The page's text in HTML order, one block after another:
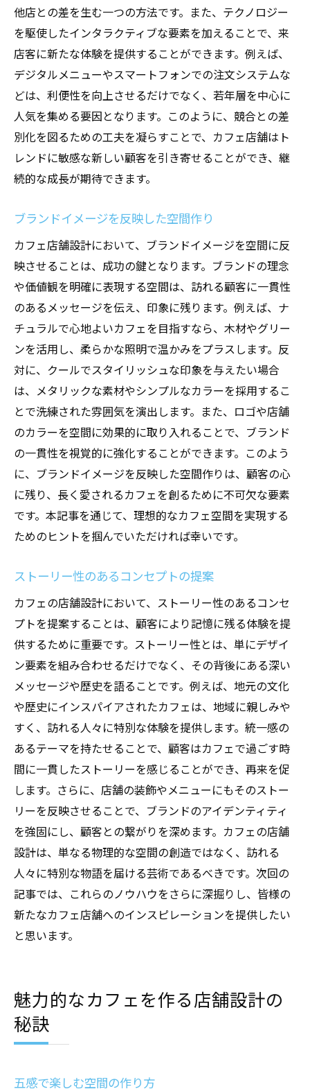
他店との差を生む一つの方法です。また、テクノロジー
を駆使したインタラクティブな要素を加えることで、来
店客に新たな体験を提供することができます。例えば、
デジタルメニューやスマートフォンでの注文システムな
どは、利便性を向上させるだけでなく、若年層を中心に
人気を集める要因となります。このように、競合との差
別化を図るための工夫を凝らすことで、カフェ店舗はト
レンドに敏感な新しい顧客を引き寄せることができ、継
続的な成長が期待できます。
ブランドイメージを反映した空間作り
カフェ店舗設計において、ブランドイメージを空間に反
映させることは、成功の鍵となります。ブランドの理念
や価値観を明確に表現する空間は、訪れる顧客に一貫性
のあるメッセージを伝え、印象に残ります。例えば、ナ
チュラルで心地よいカフェを目指すなら、木材やグリー
ンを活用し、柔らかな照明で温かみをプラスします。反
対に、クールでスタイリッシュな印象を与えたい場合
は、メタリックな素材やシンプルなカラーを採用するこ
とで洗練された雰囲気を演出します。また、ロゴや店舗
のカラーを空間に効果的に取り入れることで、ブランド
の一貫性を視覚的に強化することができます。このよう
に、ブランドイメージを反映した空間作りは、顧客の心
に残り、長く愛されるカフェを創るために不可欠な要素
です。本記事を通じて、理想的なカフェ空間を実現する
ためのヒントを掴んでいただければ幸いです。
ストーリー性のあるコンセプトの提案
カフェの店舗設計において、ストーリー性のあるコンセ
プトを提案することは、顧客により記憶に残る体験を提
供するために重要です。ストーリー性とは、単にデザイ
ン要素を組み合わせるだけでなく、その背後にある深い
メッセージや歴史を語ることです。例えば、地元の文化
や歴史にインスパイアされたカフェは、地域に親しみや
すく、訪れる人々に特別な体験を提供します。統一感の
あるテーマを持たせることで、顧客はカフェで過ごす時
間に一貫したストーリーを感じることができ、再来を促
します。さらに、店舗の装飾やメニューにもそのストー
リーを反映させることで、ブランドのアイデンティティ
を強固にし、顧客との繋がりを深めます。カフェの店舗
設計は、単なる物理的な空間の創造ではなく、訪れる
人々に特別な物語を届ける芸術であるべきです。次回の
記事では、これらのノウハウをさらに深掘りし、皆様の
新たなカフェ店舗へのインスピレーションを提供したい
と思います。
魅力的なカフェを作る店舗設計の
秘訣
五感で楽しむ空間の作り方